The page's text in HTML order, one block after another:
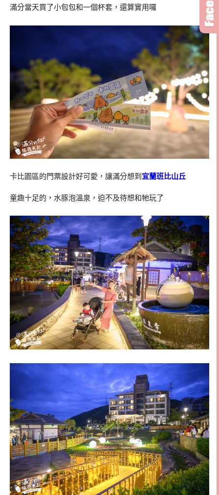
滿分當天買了小包包和一個杯套，還算實用囉
卡比園區的門票設計好可愛，讓滿分想到 宜蘭班比山丘
童趣十足的，水豚泡溫泉，迫不及待想和牠玩了